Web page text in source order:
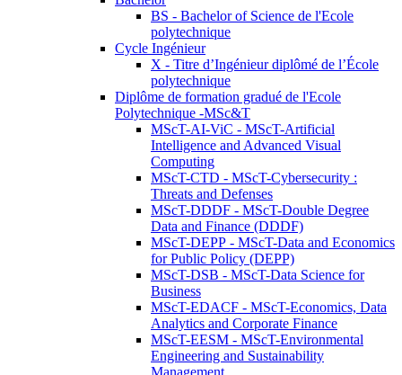
BS - Bachelor of Science de l'Ecole
polytechnique
Cycle Ingénieur
X - Titre d’Ingénieur diplômé de l’École
polytechnique
Diplôme de formation gradué de l'Ecole
Polytechnique -MSc&T
MScT-AI-ViC - MScT-Artificial
Intelligence and Advanced Visual
Computing
MScT-CTD - MScT-Cybersecurity :
Threats and Defenses
MScT-DDDF - MScT-Double Degree
Data and Finance (DDDF)
MScT-DEPP - MScT-Data and Economics
for Public Policy (DEPP)
MScT-DSB - MScT-Data Science for
Business
MScT-EDACF - MScT-Economics, Data
Analytics and Corporate Finance
MScT-EESM - MScT-Environmental
Engineering and Sustainability
Management